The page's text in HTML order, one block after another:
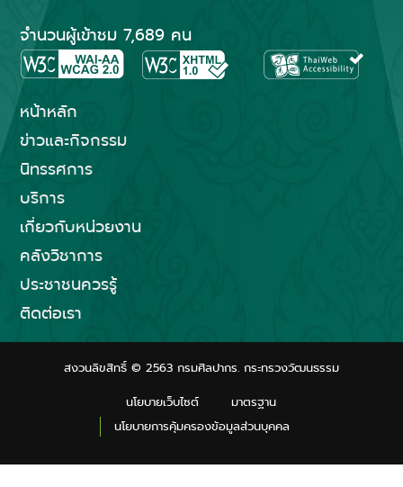
จำนวนผู้เข้าชม 7,689 คน
หน้าหลัก
ข่าวและกิจกรรม
นิทรรศการ
บริการ
เกี่ยวกับหน่วยงาน
คลังวิชาการ
ประชาชนควรรู้
ติดต่อเรา
สงวนลิขสิทธิ์ © 2563 กรมศิลปากร. กระทรวงวัฒนธรรม
นโยบายเว็บไซต์
มาตรฐาน
นโยบายการคุ้มครองข้อมูลส่วนบุคคล